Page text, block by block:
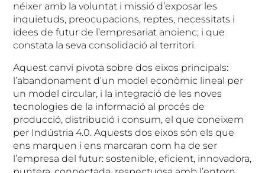
néixer amb la voluntat i missió d’exposar les
inquietuds, preocupacions, reptes, necessitats i
idees de futur de l’empresariat anoienc; i que
constata la seva consolidació al territori.
Aquest canvi pivota sobre dos eixos principals:
l’abandonament d’un model econòmic lineal per
un model circular, i la integració de les noves
tecnologies de la informació al procés de
producció, distribució i consum, el que coneixem
per Indústria 4.0. Aquests dos eixos són els que
ens marquen i ens marcaran com ha de ser
l’empresa del futur: sostenible, eficient, innovadora,